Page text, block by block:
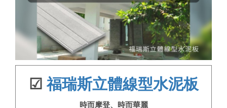
☑福瑞斯立體線型水泥板
時而摩登、時而華麗